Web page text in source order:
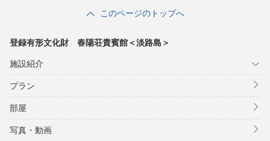
ＢＱ ＾
このページのトップへ
登録有形文化財 春陽荘貴賓館＜淡路島＞
施設紹介
プラン
部屋
写真・動画